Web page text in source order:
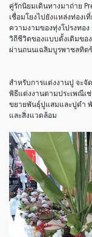
คู่รักนิยมเดินทางมาถ่าย
เชื่อมโยงไปยังแหล่งท่อง
ความงามของทุ่งโปรงทอ
วิถีชีวิตของแบบดั้งเดิมขอ
ผ่านถนนเฉลิมบูรพาชลทิต
สำหรับการแต่งงานปู จะจั
พิธีแต่งงานตามประเพณีเ
ขยายพันธุ์ปูแสมและปูดำ
และสิ่งแวดล้อม